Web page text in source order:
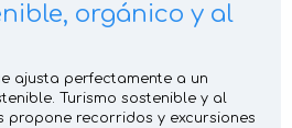
orgánico y al
ajusta perfectamente a un
Turismo sostenible y al
propone recorridos y excursiones